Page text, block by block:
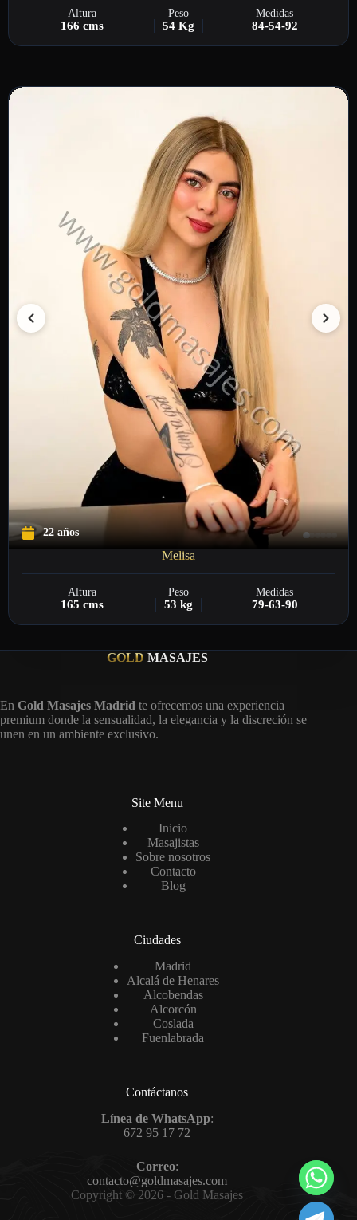
Altura Peso Medidas
166 cms 54 Kg 84-54-92
22 años
Melisa
Altura Peso Medidas
165 cms 53 kg 79-63-90
GOLD MASAJES
En Gold Masajes Madrid te ofrecemos una experiencia
premium donde la sensualidad, la elegancia y la discreción se
unen en un ambiente exclusivo.
Site Menu
Inicio
Masajistas
Sobre nosotros
Contacto
Blog
Ciudades
Madrid
Alcalá de Henares
Alcobendas
Alcorcón
Coslada
Fuenlabrada
Contáctanos
Línea de WhatsApp:
672 95 17 72
Correo:
contacto@goldmasajes.com
Copyright © 2026 - Gold Masajes